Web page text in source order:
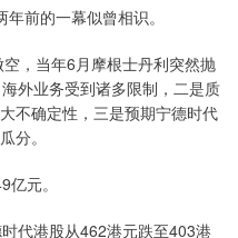
前的一幕似曾相识。
，当年6月摩根士丹利突然抛
外业务受到诸多限制，二是质
不确定性，三是预期宁德时代
分。
元。
代港股从462港元跌至403港